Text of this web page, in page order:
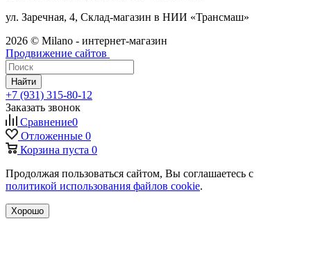
ул. Заречная, 4, Склад-магазин в НИИ «Трансмаш»
2026 © Milano - интернет-магазин
Продвижение сайтов
Найти
+7 (931) 315-80-12
Заказать звонок
Сравнение0
Отложенные 0
Корзина пуста 0
Продолжая пользоваться сайтом, Вы соглашаетесь с
политикой использования файлов cookie.
Хорошо